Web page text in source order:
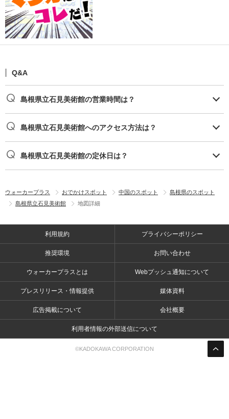
Q&A
島根県立石見美術館の営業時間は？
島根県立石見美術館へのアクセス方法は？
島根県立石見美術館の定休日は？
ウォーカープラス おでかけスポット 中国のスポット
島根県のスポット
島根県立石見美術館
地図詳細
利用規約 プライバシーポリシー
推奨環境 お問い合わせ
ウォーカープラスとは Webプッシュ通知について
プレスリリース・情報提供 媒体資料
広告掲載について 会社概要
利用者情報の外部送信について
©KADOKAWA CORPORATION